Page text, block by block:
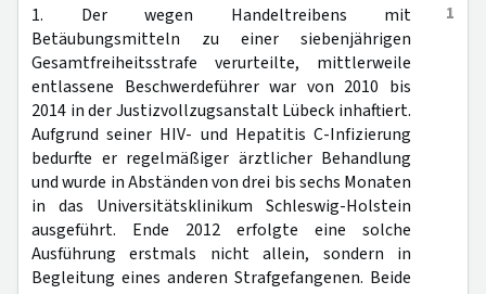
1
1. Der wegen Handeltreibens mit
Betäubungsmitteln zu einer siebenjährigen
Gesamtfreiheitsstrafe verurteilte, mittlerweile
entlassene Beschwerdeführer war von 2010 bis
2014 in der Justizvollzugsanstalt Lübeck inhaftiert.
Aufgrund seiner HIV- und Hepatitis C-Infizierung
bedurfte er regelmäßiger ärztlicher Behandlung
und wurde in Abständen von drei bis sechs Monaten
in das Universitätsklinikum Schleswig-Holstein
ausgeführt. Ende 2012 erfolgte eine solche
Ausführung erstmals nicht allein, sondern in
Begleitung eines anderen Strafgefangenen. Beide